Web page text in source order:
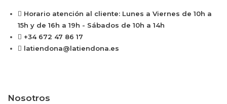
Horario atención al cliente: Lunes a Viernes de 10h a
15h y de 16h a 19h - Sábados de 10h a 14h
+34 672 47 86 17
latiendona@latiendona.es
Nosotros